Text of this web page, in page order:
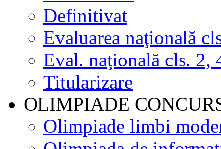
Definitivat
Evaluarea naţională
Eval. naţională cls. 2,
Titularizare
OLIMPIADE
Olimpiade limbi